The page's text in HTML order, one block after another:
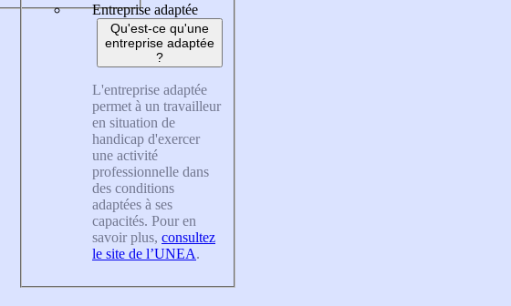
Entreprise adaptée
Qu'est-ce qu'une
entreprise adaptée
?
L'entreprise adaptée
permet à un travailleur
en situation de
handicap d'exercer
une activité
professionnelle dans
des conditions
adaptées à ses
capacités. Pour en
savoir plus, consultez
le site de l’UNEA.